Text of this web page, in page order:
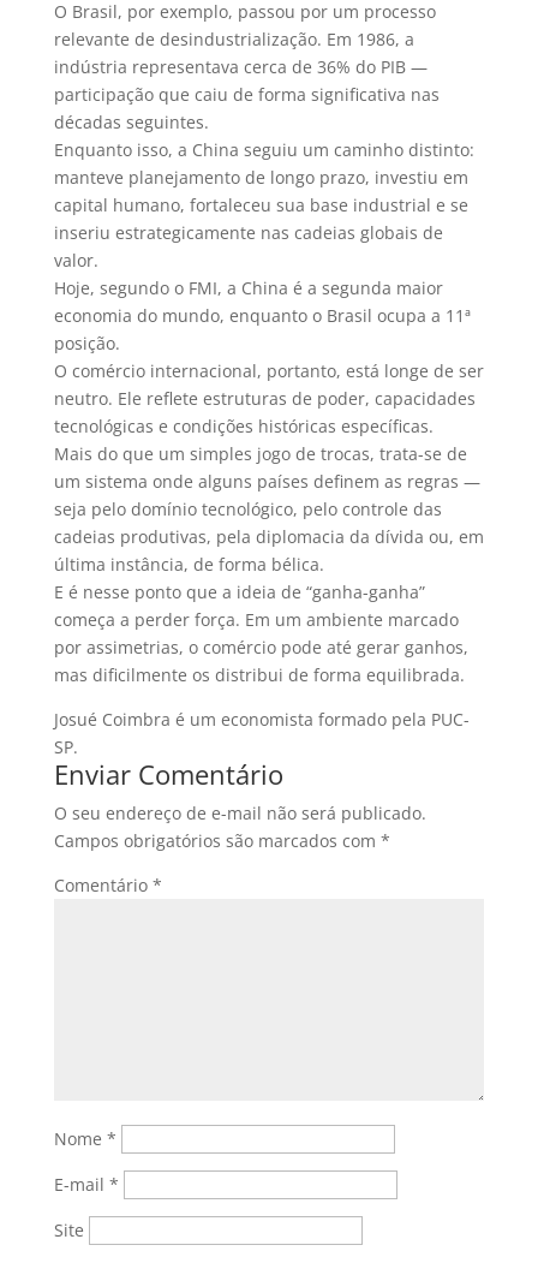
O Brasil, por exemplo, passou por um processo
relevante de desindustrialização. Em 1986, a
indústria representava cerca de 36% do PIB —
participação que caiu de forma significativa nas
décadas seguintes.
Enquanto isso, a China seguiu um caminho distinto:
manteve planejamento de longo prazo, investiu em
capital humano, fortaleceu sua base industrial e se
inseriu estrategicamente nas cadeias globais de
valor.
Hoje, segundo o FMI, a China é a segunda maior
economia do mundo, enquanto o Brasil ocupa a 11ª
posição.
O comércio internacional, portanto, está longe de ser
neutro. Ele reflete estruturas de poder, capacidades
tecnológicas e condições históricas específicas.
Mais do que um simples jogo de trocas, trata-se de
um sistema onde alguns países definem as regras —
seja pelo domínio tecnológico, pelo controle das
cadeias produtivas, pela diplomacia da dívida ou, em
última instância, de forma bélica.
E é nesse ponto que a ideia de “ganha-ganha”
começa a perder força. Em um ambiente marcado
por assimetrias, o comércio pode até gerar ganhos,
mas dificilmente os distribui de forma equilibrada.
Josué Coimbra é um economista formado pela PUC-
SP.
Enviar Comentário
O seu endereço de e-mail não será publicado.
Campos obrigatórios são marcados com *
Comentário *
Nome *
E-mail *
Site